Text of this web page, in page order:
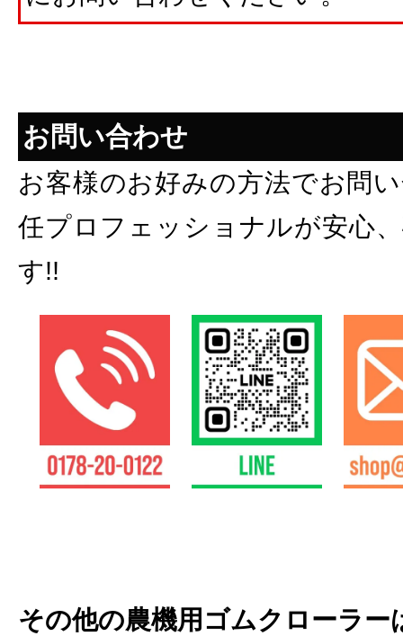
お問い合わせ
お客様のお好みの方法でお問
任プロフェッショナルが安心
す!!
その他の農機用ゴムクローラー